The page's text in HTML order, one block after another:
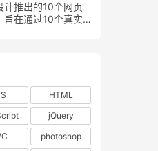
计推出的10个网页
旨在通过10个真实
HTML
jQuery
photoshop